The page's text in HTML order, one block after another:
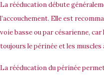
La rééducation débute
l’accouchement. Elle est
voie basse ou par césarienne,
toujours le périnée et les muscles
La rééducation du périnée